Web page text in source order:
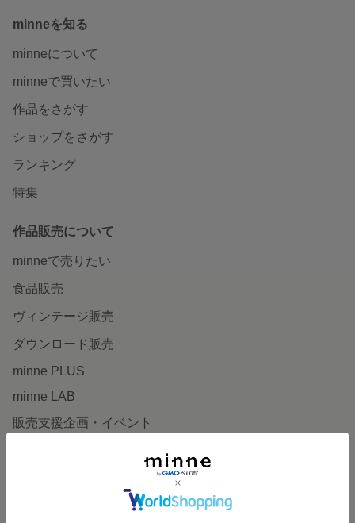
minneを知る
minneについて
minneで買いたい
作品をさがす
ショップをさがす
ランキング
特集
作品販売について
minneで売りたい
食品販売
ヴィンテージ販売
ダウンロード販売
minne PLUS
minne LAB
販売支援企画・イベント
minneとものづくりと